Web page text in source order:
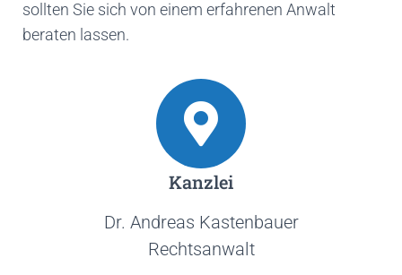
sollten Sie sich von einem erfahrenen Anwalt
beraten lassen.
Kanzlei
Dr. Andreas Kastenbauer
Rechtsanwalt